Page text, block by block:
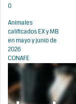
0
Animales
calificados EX y MB
en mayo y junio de
2026
CONAFE